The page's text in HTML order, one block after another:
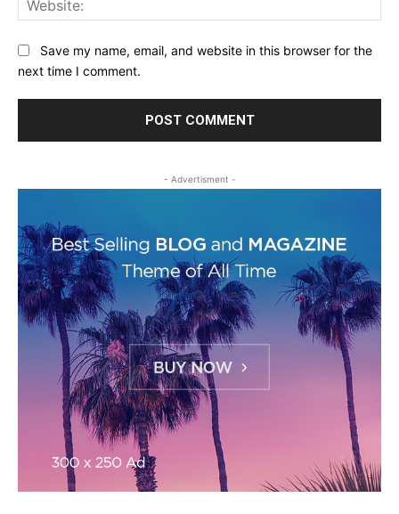
Save my name, email, and website in this browser for the
next time I comment.
- Advertisment -